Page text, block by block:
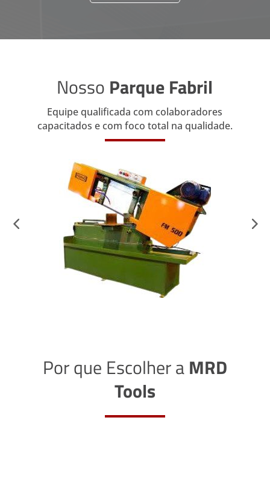
Nosso Parque Fabril
Equipe qualificada com colaboradores
capacitados e com foco total na qualidade.
Por que Escolher aMRD
Tools